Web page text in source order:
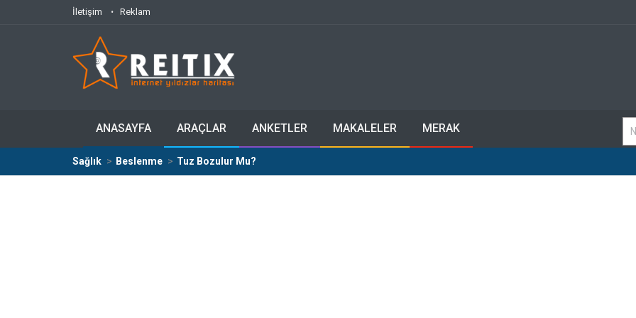
İletişim Reklam
ANASAYFA ARAÇLAR ANKETLER MAKALELER MERAK
Sağlık Beslenme Tuz Bozulur Mu?